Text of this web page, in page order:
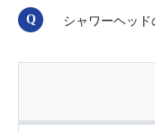
シャワーヘッド